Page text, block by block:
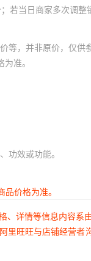
当日商家多次调整
等，并非原价，仅供参
准。
功效或功能。
价格为准。
详情等信息内容
旺旺与店铺经营